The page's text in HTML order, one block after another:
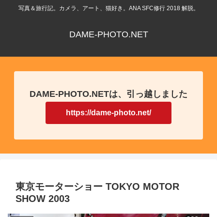
写真＆旅行記。カメラ、アート、猫好き。ANA SFC修行 2018 解脱。
DAME-PHOTO.NET
DAME-PHOTO.NETは、引っ越しました
https://dame-photo.net/
東京モーターショー TOKYO MOTOR
SHOW 2003